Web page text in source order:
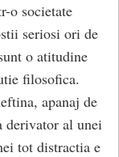
o societate
seriosi ori de
o atitudine
filosofica.
apanaj de
derivator al unei
tot distractia e